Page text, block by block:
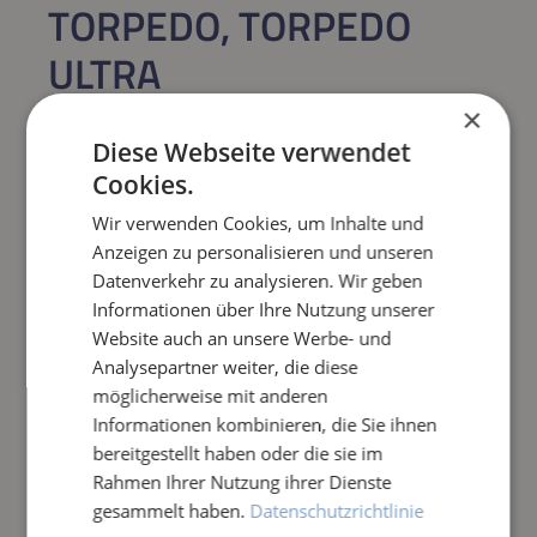
TORPEDO, TORPEDO
ULTRA
VERSCHLUSSKLAMMER
Regulärer Preis:
26,94 €
Preise inkl. MwSt. zzgl. Versandkosten
Sofort verfügbar,Lieferzeit: 1-3 Tage
Produkt Anzahl: Gib den gewünschten
IN DEN WARENKORB
Frage zum Artikel
×
Diese Webseite verwendet
Cookies.
Wir verwenden Cookies, um Inhalte und
Anzeigen zu personalisieren und unseren
Datenverkehr zu analysieren. Wir geben
Informationen über Ihre Nutzung unserer
Website auch an unsere Werbe- und
Analysepartner weiter, die diese
möglicherweise mit anderen
Informationen kombinieren, die Sie ihnen
bereitgestellt haben oder die sie im
Rahmen Ihrer Nutzung ihrer Dienste
gesammelt haben. Datenschutzrichtlinie